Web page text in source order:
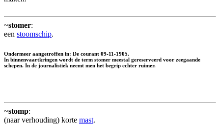
~stomer:
een stoomschip.
Ondermeer aangetroffen in: De courant 09-11-1905.
In binnenvaartkringen wordt de term stomer meestal gereserveerd voor zeegaande
schepen. In de journalistiek neemt men het begrip echter ruimer.
~stomp:
(naar verhouding) korte mast.